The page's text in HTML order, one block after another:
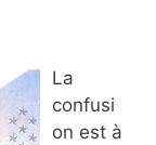
La
confusi
on est à